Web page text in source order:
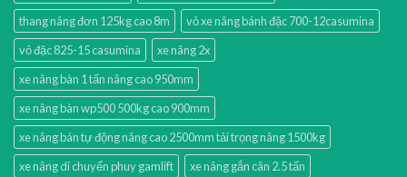
thang nâng đơn 125kg cao 8m
vỏ xe nâng bánh đặc 700-12casumina
vỏ đặc 825-15 casumina
xe nâng 2x
xe nâng bàn 1 tấn nâng cao 950mm
xe nâng bàn wp500 500kg cao 900mm
xe nâng bán tự động nâng cao 2500mm tải trọng nâng 1500kg
xe nâng di chuyển phuy gamlift
xe nâng gắn cân 2.5 tấn